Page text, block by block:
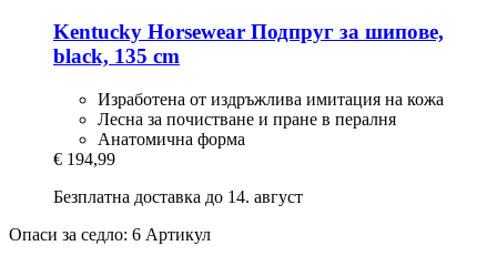
Kentucky Horsewear Подпруг за шипове,
black, 135 cm
Изработена от издръжлива имитация на кожа
Лесна за почистване и пране в пералня
Анатомична форма
€ 194,99
Безплатна доставка до 14. август
Опаси за седло: 6 Артикул